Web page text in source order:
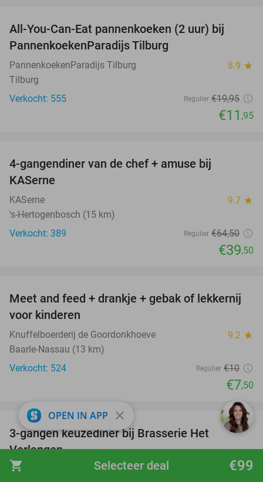
shopping_cart €99
Selecteer deal
All-You-Can-Eat pannenkoeken (2 uur) bij
PannenkoekenParadijs Tilburg
PannenkoekenParadijs Tilburg 8.9 star
Tilburg
Verkocht: 555
Regulier €19,95
€11 ,95
4-gangendiner van de chef + amuse bij
KASerne
KASerne 9.7 star
's-Hertogenbosch (15 km)
Verkocht: 389
Regulier €64,50
€39,50
25%
Meet and feed + drankje + gebak of lekkernij
voor kinderen
Knuffelboerderij de Goordonkhoeve 9.2 star
Baarle-Nassau (13 km)
Verkocht: 524
Regulier €10
€7,50
31%
favorite_border
3-gangen keuzediner bij Brasserie Het
Verlangen
Brasserie Het Verlangen - Guldenberg 9.8star
OPEN IN APP close